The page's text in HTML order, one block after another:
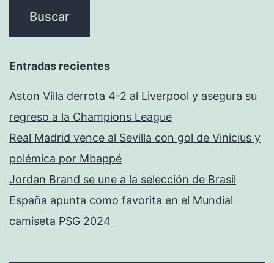
Entradas recientes
Aston Villa derrota 4-2 al Liverpool y asegura su
regreso a la Champions League
Real Madrid vence al Sevilla con gol de Vinicius y
polémica por Mbappé
Jordan Brand se une a la selección de Brasil
España apunta como favorita en el Mundial
camiseta PSG 2024